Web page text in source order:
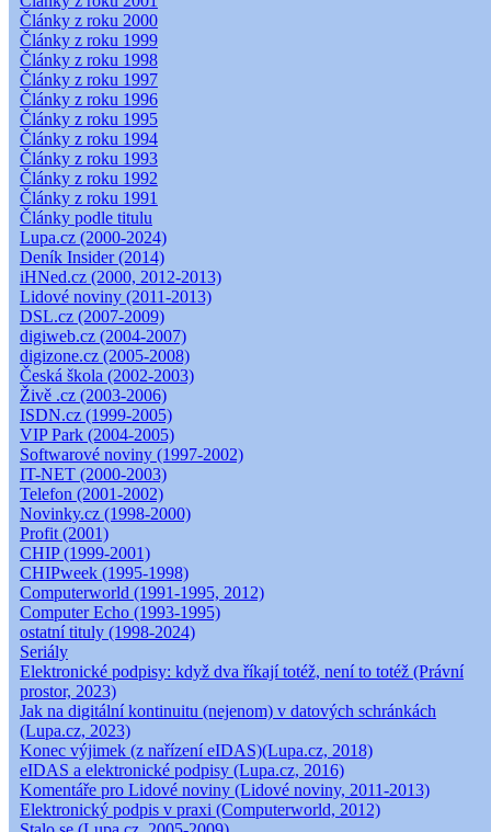
Články z roku 2000
Články z roku 1999
Články z roku 1998
Články z roku 1997
Články z roku 1996
Články z roku 1995
Články z roku 1994
Články z roku 1993
Články z roku 1992
Články z roku 1991
Články podle titulu
Lupa.cz (2000-2024)
Deník Insider (2014)
iHNed.cz (2000, 2012-2013)
Lidové noviny (2011-2013)
DSL.cz (2007-2009)
digiweb.cz (2004-2007)
digizone.cz (2005-2008)
Česká škola (2002-2003)
Živě .cz (2003-2006)
ISDN.cz (1999-2005)
VIP Park (2004-2005)
Softwarové noviny (1997-2002)
IT-NET (2000-2003)
Telefon (2001-2002)
Novinky.cz (1998-2000)
Profit (2001)
CHIP (1999-2001)
CHIPweek (1995-1998)
Computerworld (1991-1995, 2012)
Computer Echo (1993-1995)
ostatní tituly (1998-2024)
Seriály
Elektronické podpisy: když dva říkají totéž, není to totéž (Právní
prostor, 2023)
Jak na digitální kontinuitu (nejenom) v datových schránkách
(Lupa.cz, 2023)
Konec výjimek (z nařízení eIDAS)(Lupa.cz, 2018)
eIDAS a elektronické podpisy (Lupa.cz, 2016)
Komentáře pro Lidové noviny (Lidové noviny, 2011-2013)
Elektronický podpis v praxi (Computerworld, 2012)